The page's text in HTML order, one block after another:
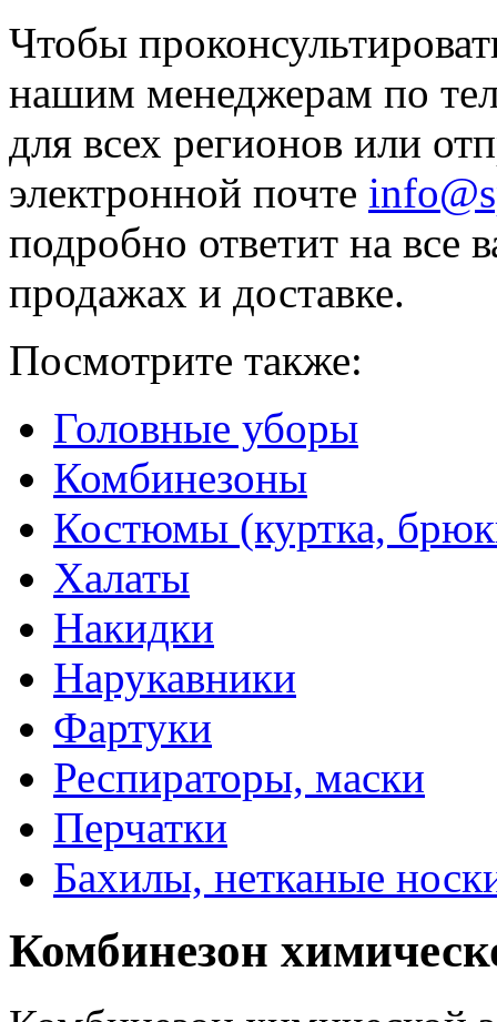
Чтобы
нашим менеджерам по
для всех регионов или
электронной почте
подробно ответит на все
продажах и доставке.
Посмотрите также:
Головные уборы
Комбинезоны
Костюмы (куртка,
Халаты
Накидки
Нарукавники
Фартуки
Респираторы, маски
Перчатки
Бахилы, нетканые
Комбинезон